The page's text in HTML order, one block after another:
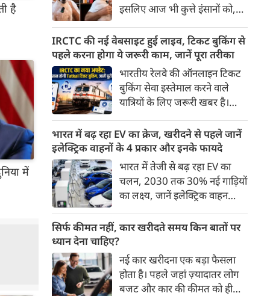
है
में
पहुंच रहा है।
इसलिए आज भी कुत्ते इंसानों को,
भू-राजनीति से लेकर कृत्रिम
बुद्धिमत्ता, जलवायु परिवर्तन से
लेकर क्रिकेट तक हर विषय पर
बहस कर सकते हैं, तो उस जीव पर
भी एक गंभीर चर्चा बनती है जिसने
किसी भी सभ्यता से पहले इंसान का
साथ चुना था। दुर्भाग्य यह है कि
आज कुत्तों के बारे में हमारी राय पशु-
चिकित्सकों, व्यवहार वैज्ञानिकों या
विशेषज्ञों से कम... और व्हाट्सऐप
यूनिवर्सिटी से ज़्यादा बनती है।
IRCTC की नई वेबसाइट हुई लाइव, टिकट बुकिंग से
पहले करना होगा ये जरूरी काम, जानें पूरा तरीका
भारतीय रेलवे की ऑनलाइन टिकट
बुकिंग सेवा इस्तेमाल करने वाले
यात्रियों के लिए जरूरी खबर है।
वेबसाइट का बीटा वर्जन लॉन्च कर
दिया है। करीब 24 साल पुराने
इंटरफेस के बाद वेबसाइट को नए
डिजाइन और कई नए फीचर्स के साथ
अपडेट किया गया है।
भारत में बढ़ रहा EV का क्रेज, खरीदने से पहले जानें
इलेक्ट्रिक वाहनों के 4 प्रकार और इनके फायदे
भारत में तेजी से बढ़ रहा EV का
चलन, 2030 तक 30% नई गाड़ियों
का लक्ष्य, जानें इलेक्ट्रिक वाहन
200 अरब रुपए का मौका
सिर्फ कीमत नहीं, कार खरीदते समय किन बातों पर
ध्यान देना चाहिए?
नई कार खरीदना एक बड़ा फैसला
होता है। पहले जहां ज़्यादातर लोग
बजट और कार की कीमत को ही